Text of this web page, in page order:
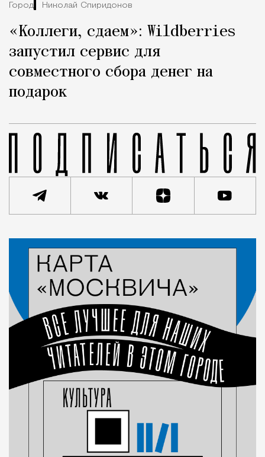
Город Николай Спиридонов
«Коллеги, сдаем»: Wildberries
запустил сервис для
совместного сбора денег на
подарок